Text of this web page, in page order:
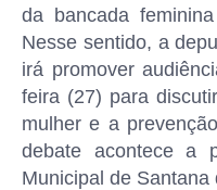
da bancada
Nesse sentido, a
irá promover
feira (27) para
mulher e a
debate acontece a
Municipal de Santana